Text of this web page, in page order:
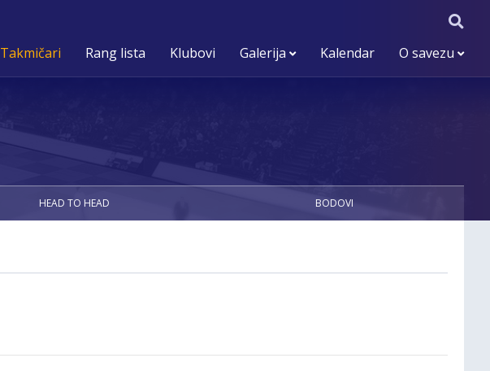
Takmičari Rang lista Klubovi Galerija Kalendar O savezu
HEAD TO HEAD BODOVI